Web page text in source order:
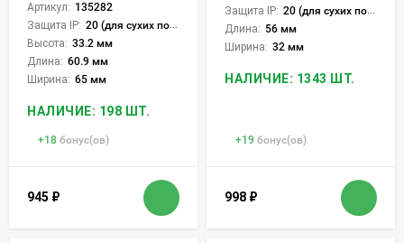
Артикул: 135282
Защита IP: 20 (для сухих пом.)
Высота: 33.2 мм
Длина: 60.9 мм
Ширина: 65 мм
НАЛИЧИЕ: 198 ШТ.
+18 бонус(ов)
945 ₽
Защита IP: 20 (для сухих пом.)
Длина: 56 мм
Ширина: 32 мм
НАЛИЧИЕ: 1343 ШТ.
+19 бонус(ов)
998 ₽